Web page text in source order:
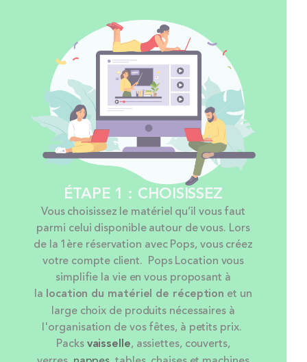
ÉTAPE 1 : CHOISISSEZ
Vous choisissez le matériel qu’il vous faut
parmi celui disponible autour de vous. Lors
de la 1ère réservation avec Pops, vous créez
votre compte client. Pops Location vous
simplifie la vie en vous proposant à
la location du matériel de réception et un
large choix de produits nécessaires à
l'organisation de vos fêtes, à petits prix.
Packsvaisselle, assiettes, couverts,